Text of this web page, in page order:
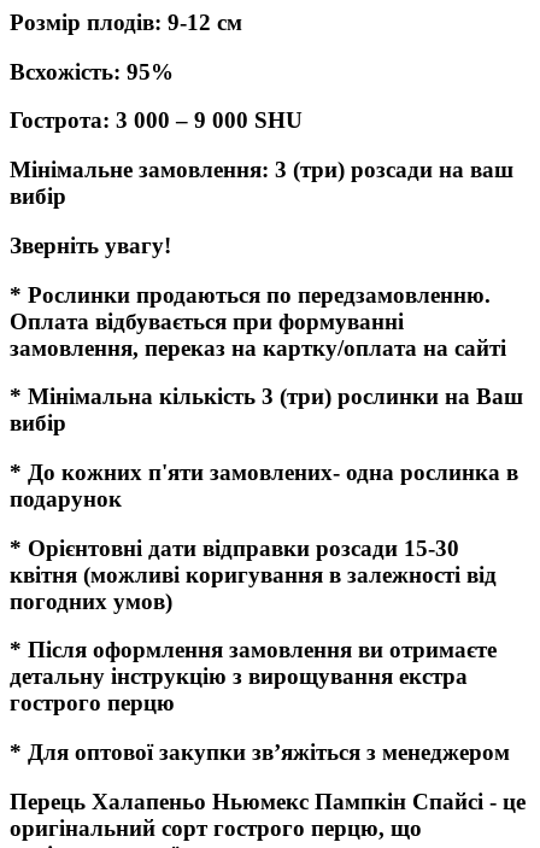
Розмір плодів: 9-12 см
Всхожість: 95%
Гострота: 3 000 – 9 000 SHU
Мінімальне замовлення: 3 (три) розсади на ваш
вибір
Зверніть увагу!
* Рослинки продаються по передзамовленню.
Оплата відбувається при формуванні
замовлення, переказ на картку/оплата на сайті
* Мінімальна кількість 3 (три) рослинки на Ваш
вибір
* До кожних п'яти замовлених- одна рослинка в
подарунок
* Орієнтовні дати відправки розсади 15-30
квітня (можливі коригування в залежності від
погодних умов)
* Після оформлення замовлення ви отримаєте
детальну інструкцію з вирощування екстра
гострого перцю
* Для оптової закупки зв’яжіться з менеджером
Перець Халапеньо Ньюмекс Пампкін Спайсі - це
оригінальний сорт гострого перцю, що